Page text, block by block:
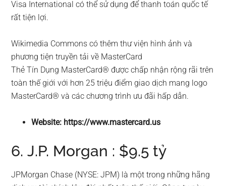
Visa International có thể sử dụng để thanh toán quốc tế
rất tiện lợi.
Wikimedia Commons có thêm thư viện hình ảnh và
phương tiện truyền tải về MasterCard
Thẻ Tín Dụng MasterCard® được chấp nhận rộng rãi trên
toàn thế giới với hơn 25 triệu điểm giao dịch mang logo
MasterCard® và các chương trình ưu đãi hấp dẫn.
Website: https://www.mastercard.us
6. J.P. Morgan : $9.5 tỷ
JPMorgan Chase (NYSE: JPM) là một trong những hãng